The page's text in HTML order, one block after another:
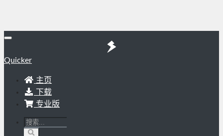
Quicker
主页
下载
专业版